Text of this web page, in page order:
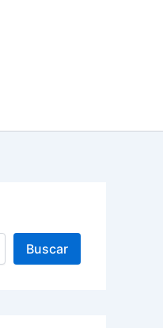
Buscar